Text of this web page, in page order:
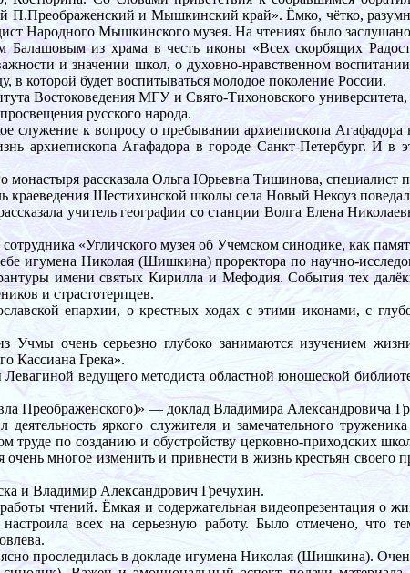
П.Преображенский и Мышкинский край». Ёмко, чётко,
Народного Мышкинского музея. На чтениях было
из храма в честь иконы «Всех скорбящих
и значении школ, о духовно-нравственном
в которой будет воспитываться молодое поколение России.
Востоковедения МГУ и Свято-Тихоновского
русского народа.
служение к вопросу о пребывании архиепископа
архиепископа Агафадора в городе Санкт-Петербург. И в
рассказала Ольга Юрьевна Тишинова, специалист
краеведения Шестихинской школы села Новый Некоуз
учитель географии со станции Волга Елена
«Угличского музея об Учемском синодике, как
игумена Николая (Шишкина) проректора по научно-
имени святых Кирилла и Мефодия. События тех
и страстотерпцев.
епархии, о крестных ходах с этими иконами, с
очень серьезно глубоко занимаются изучением
Кассиана Грека».
ведущего методиста областной юношеской
Преображенского)» — доклад Владимира Александровича
яркого служителя и замечательного
труде по созданию и обустройству церковно-приходских
многое изменить и привнести в жизнь крестьян своего
и Владимир Александрович Гречухин.
чтений. Ёмкая и содержательная видеопрезентация о
всех на серьезную работу. Было отмечено, что
проследилась в докладе игумена Николая (Шишкина).